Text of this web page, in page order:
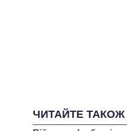
ЧИТАЙТЕ ТАКОЖ